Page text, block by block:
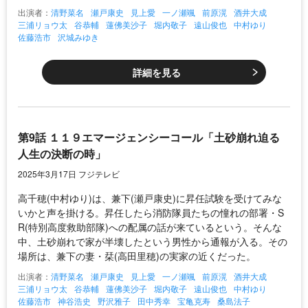
出演者： 清野菜名 瀬戸康史 見上愛 一ノ瀬颯 前原滉
酒井大成
三浦リョウ太 谷恭輔 蓮佛美沙子 堀内敬子 遠山俊也 中村ゆり
佐藤浩市 沢城みゆき
詳細を見る
第9話 １１９エマージェンシーコール「土砂崩れ迫る
人生の決断の時」
2025年3月17日 フジテレビ
高千穂(中村ゆり)は、兼下(瀬戸康史)に昇任試験を受けてみな
いかと声を掛ける。昇任したら消防隊員たちの憧れの部署・S
R(特別高度救助部隊)への配属の話が来ているという。そんな
中、土砂崩れで家が半壊したという男性から通報が入る。その
場所は、兼下の妻・栞(高田里穂)の実家の近くだった。
出演者： 清野菜名 瀬戸康史 見上愛 一ノ瀬颯 前原滉
酒井大成
三浦リョウ太 谷恭輔 蓮佛美沙子 堀内敬子 遠山俊也 中村ゆり
佐藤浩市 神谷浩史 野沢雅子 田中秀幸 宝亀克寿 桑島法子